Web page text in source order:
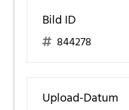
Bild ID
844278
Upload-Datum